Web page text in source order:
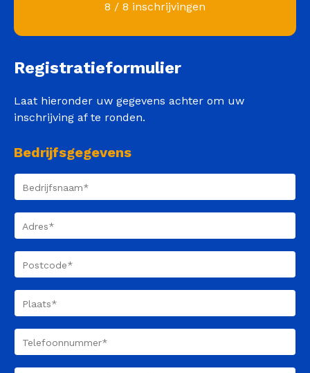
Registratieformulier
Laat hieronder uw gegevens achter om uw
inschrijving af te ronden.
Bedrijfsgegevens
Bedrijfsnaam
Adres
Postcode
Plaats
Telefoonnummer
8 / 8 inschrijvingen